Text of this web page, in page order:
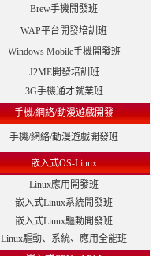
Brew手機開發班
WAP平台開發培訓班
Windows Mobile手機開發班
J2ME開發培訓班
3G手機通才就業班
手機/網絡/動漫遊戲開發
手機/網絡/動漫遊戲開發班
嵌入式OS-Linux
Linux應用開發班
嵌入式Linux系統開發班
嵌入式Linux驅動開發班
Linux驅動、系統、應用全能班